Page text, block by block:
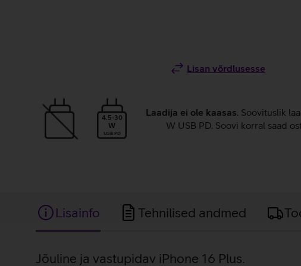
Lisan võrdlusesse
4.5-30
W
USB PD
Laadija ei ole kaasas. Soovituslik
W USB PD. Soovi korral saad
Lisainfo Tehnilised andmed
Jõuline ja vastupidav iPhone 16 Plus.